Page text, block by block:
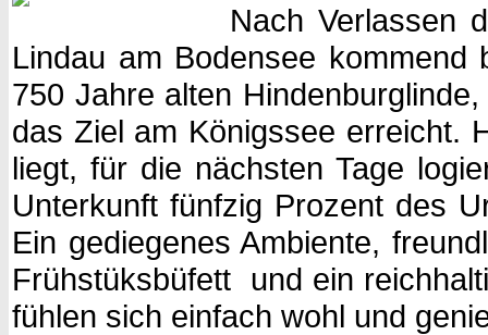
Nach Verlassen
Lindau am Bodensee kommend
750 Jahre alten
das Ziel am Königssee erreicht.
liegt, für die nächsten Tage
Unterkunft fünfzig Prozent des
Ein gediegenes Ambiente,
Frühstüksbüfett und ein
fühlen sich einfach wohl und